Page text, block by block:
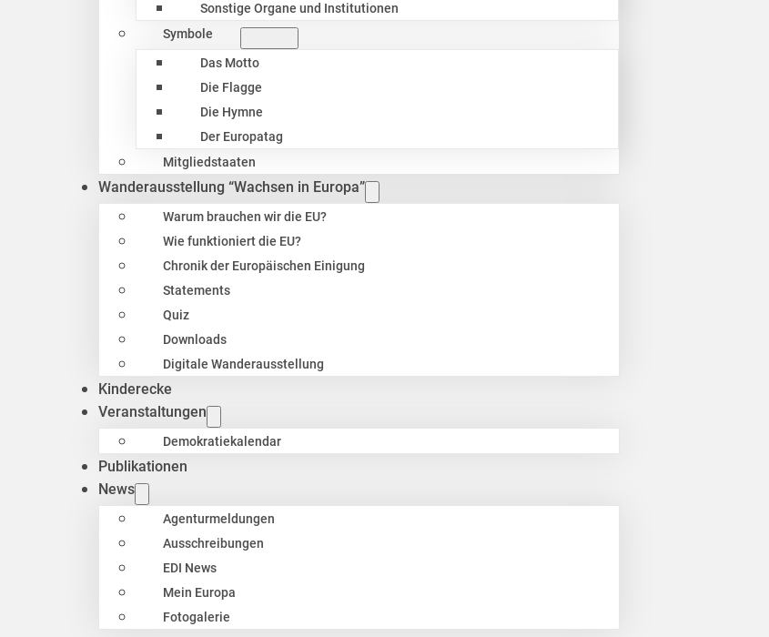
Sonstige Organe und Institutionen
Symbole
Das Motto
Die Flagge
Die Hymne
Der Europatag
Mitgliedstaaten
Wanderausstellung “Wachsen in Europa”
Warum brauchen wir die EU?
Wie funktioniert die EU?
Chronik der Europäischen Einigung
Statements
Quiz
Downloads
Digitale Wanderausstellung
Kinderecke
Veranstaltungen
Demokratiekalendar
Publikationen
News
Agenturmeldungen
Ausschreibungen
EDI News
Mein Europa
Fotogalerie